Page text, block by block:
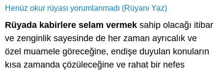
Henüz okur rüyası yorumlanmadı (Rüyanı Yaz)
Rüyada kabirlere selam vermek sahip olacağı itibar
ve zenginlik sayesinde de her zaman ayrıcalık ve
özel muamele göreceğine, endişe duyulan konuların
kısa zamanda çözüleceğine ve rahat bir nefes